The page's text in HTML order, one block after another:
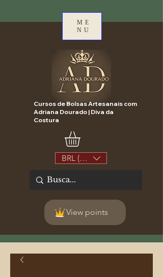
ME
NU
Cursos de Bolsas Artesanais com
Adriana Dourado | Diva da
Costura
BRL (R$)
View points